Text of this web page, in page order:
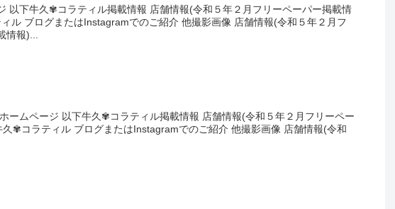
以下牛久✾コラティル掲載情報 店舗情報(令和５年２月フリーペーパー掲載情
ル ブログまたはInstagramでのご紹介 他撮影画像 店舗情報(令和５年２月フ
情報)...
ームページ 以下牛久✾コラティル掲載情報 店舗情報(令和５年２月フリーペー
久✾コラティル ブログまたはInstagramでのご紹介 他撮影画像 店舗情報(令和